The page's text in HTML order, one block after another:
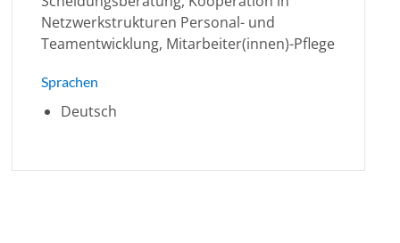
Netzwerkstrukturen Personal- und
Teamentwicklung, Mitarbeiter(innen)-Pflege
Sprachen
Deutsch